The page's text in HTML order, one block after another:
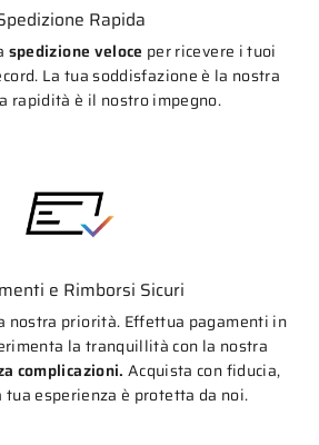
Rapida
spedizione veloce per ricevere i tuoi
La tua soddisfazione è la nostra
rapidità è il nostro impegno.
e Rimborsi Sicuri
nostra priorità. Effettua pagamenti in
la tranquillità con la nostra
complicazioni. Acquista con fiducia,
tua esperienza è protetta da noi.